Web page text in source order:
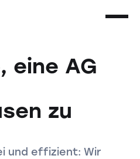
eine AG
zu
und effizient: Wir